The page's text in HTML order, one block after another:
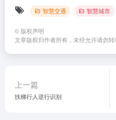
智慧交通 智慧城市
© 版权声明
文章版权归作者所有，未经允许请勿转
上一篇
扶梯行人逆行识别